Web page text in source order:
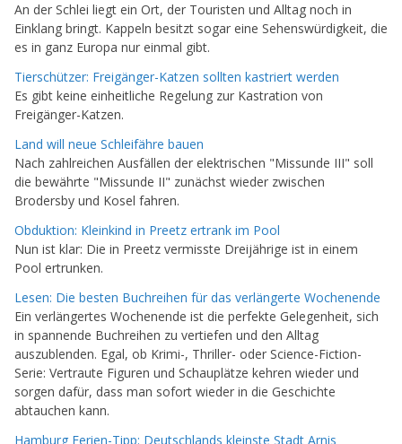
An der Schlei liegt ein Ort, der Touristen und Alltag noch in
Einklang bringt. Kappeln besitzt sogar eine Sehenswürdigkeit, die
es in ganz Europa nur einmal gibt.
Tierschützer: Freigänger-Katzen sollten kastriert werden
Es gibt keine einheitliche Regelung zur Kastration von
Freigänger-Katzen.
Land will neue Schleifähre bauen
Nach zahlreichen Ausfällen der elektrischen "Missunde III" soll
die bewährte "Missunde II" zunächst wieder zwischen
Brodersby und Kosel fahren.
Obduktion: Kleinkind in Preetz ertrank im Pool
Nun ist klar: Die in Preetz vermisste Dreijährige ist in einem
Pool ertrunken.
Lesen: Die besten Buchreihen für das verlängerte Wochenende
Ein verlängertes Wochenende ist die perfekte Gelegenheit, sich
in spannende Buchreihen zu vertiefen und den Alltag
auszublenden. Egal, ob Krimi-, Thriller- oder Science-Fiction-
Serie: Vertraute Figuren und Schauplätze kehren wieder und
sorgen dafür, dass man sofort wieder in die Geschichte
abtauchen kann.
Hamburg Ferien-Tipp: Deutschlands kleinste Stadt Arnis